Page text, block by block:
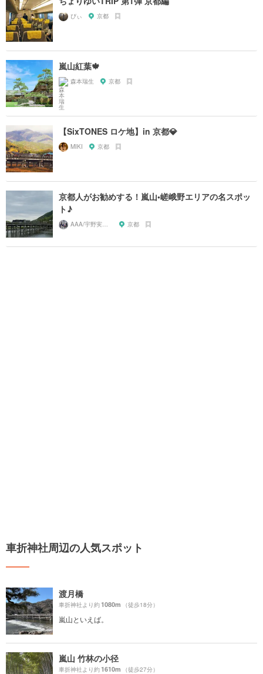
ぴぃ 京都
嵐山紅葉🍁
森本瑞生 京都
【SixTONES ロケ地】in 京都💎
MIKI 京都
京都人がお勧めする！嵐山•嵯峨野エリアの名スポッ
ト♪
京都
車折神社周辺の人気スポット
渡月橋
車折神社より約1080m （徒歩18分）
嵐山といえば。
嵐山 竹林の小径
車折神社より約1610m （徒歩27分）